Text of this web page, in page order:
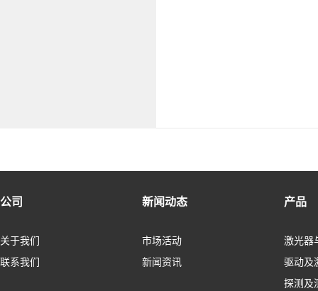
公司
关于我们
联系我们
新闻动态
市场活动
新闻资讯
产品
激光器
驱动及
探测及